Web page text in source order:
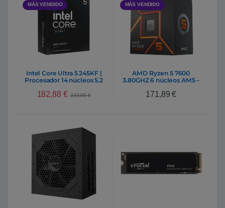
MÁS VENDIDO
Intel Core Ultra 5 245KF |
Procesador 14 núcleos 5.2
182,88 € 239,95€
MÁS VENDIDO
AMD Ryzen 5 7600
3.80GHZ 6 núcleos AM5 –
171,89€